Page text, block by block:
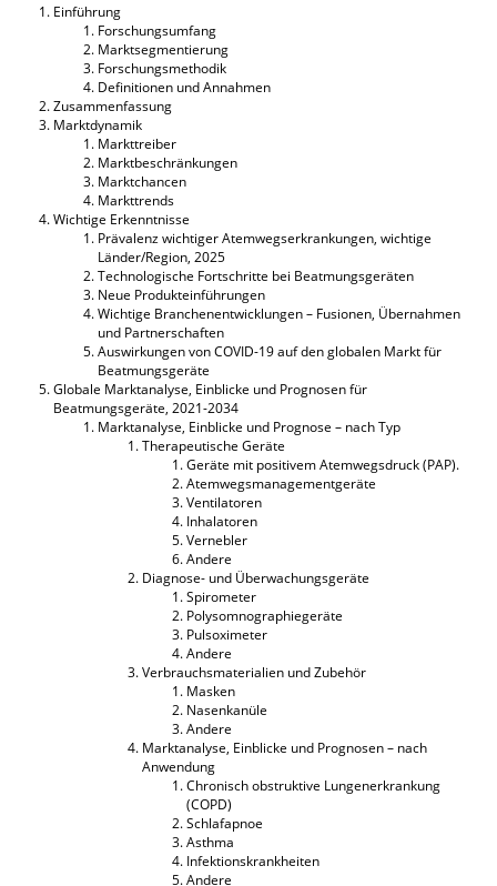
Einführung
Forschungsumfang
Marktsegmentierung
Forschungsmethodik
Definitionen und Annahmen
Zusammenfassung
Marktdynamik
Markttreiber
Marktbeschränkungen
Marktchancen
Markttrends
Wichtige Erkenntnisse
Prävalenz wichtiger Atemwegserkrankungen, wichtige
Länder/Region, 2025
Technologische Fortschritte bei Beatmungsgeräten
Neue Produkteinführungen
Wichtige Branchenentwicklungen – Fusionen, Übernahmen
und Partnerschaften
Auswirkungen von COVID-19 auf den globalen Markt für
Beatmungsgeräte
Globale Marktanalyse, Einblicke und Prognosen für
Beatmungsgeräte, 2021-2034
Marktanalyse, Einblicke und Prognose – nach Typ
Therapeutische Geräte
Geräte mit positivem Atemwegsdruck (PAP).
Atemwegsmanagementgeräte
Ventilatoren
Inhalatoren
Vernebler
Andere
Diagnose- und Überwachungsgeräte
Spirometer
Polysomnographiegeräte
Pulsoximeter
Andere
Verbrauchsmaterialien und Zubehör
Masken
Nasenkanüle
Andere
Marktanalyse, Einblicke und Prognosen – nach
Anwendung
Chronisch obstruktive Lungenerkrankung
(COPD)
Schlafapnoe
Asthma
Infektionskrankheiten
Andere